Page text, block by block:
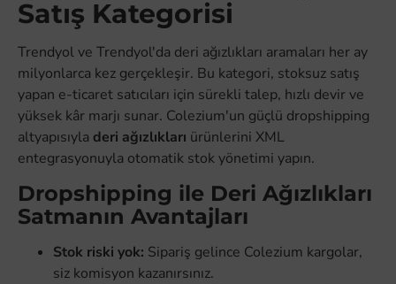
Satış Kategorisi
Trendyol ve Trendyol'da deri ağızlıkları aramaları her ay
milyonlarca kez gerçekleşir. Bu kategori, stoksuz satış
yapan e-ticaret satıcıları için sürekli talep, hızlı devir ve
yüksek kâr marjı sunar. Colezium'un güçlü dropshipping
altyapısıyla deri ağızlıkları ürünlerini XML
entegrasyonuyla otomatik stok yönetimi yapın.
Dropshipping ile Deri Ağızlıkları
Satmanın Avantajları
Stok riski yok: Sipariş gelince Colezium kargolar,
siz komisyon kazanırsınız.